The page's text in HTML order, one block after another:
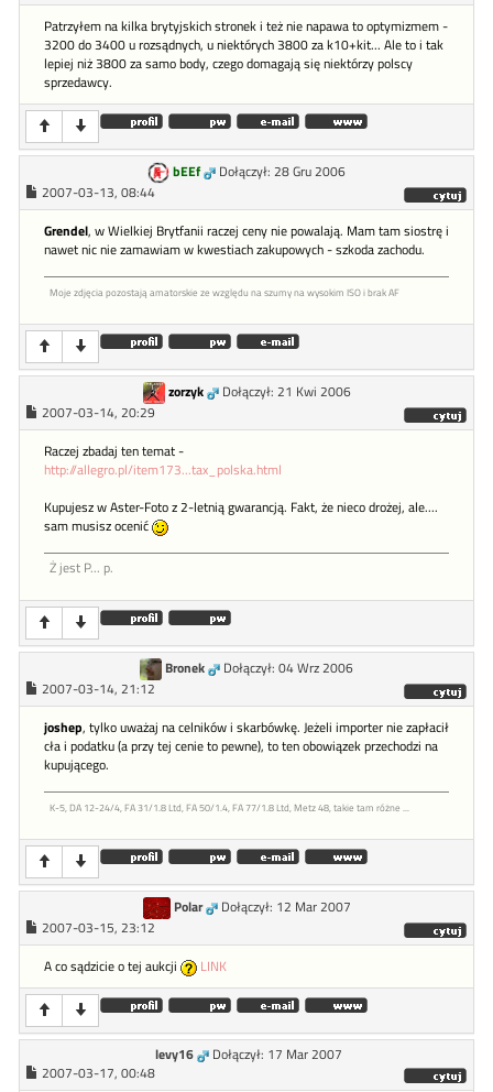
Patrzyłem na kilka brytyjskich stronek i też nie napawa to optymizmem -
3200 do 3400 u rozsądnych, u niektórych 3800 za k10+kit... Ale to i tak
lepiej niż 3800 za samo body, czego domagają się niektórzy polscy
sprzedawcy.
bEEf
Dołączył: 28 Gru 2006
2007-03-13, 08:44
Grendel, w Wielkiej Brytfanii raczej ceny nie powalają. Mam tam siostrę i
nawet nic nie zamawiam w kwestiach zakupowych - szkoda zachodu.
Moje zdjęcia pozostają amatorskie ze względu na szumy na wysokim ISO i brak AF
zorzyk
Dołączył: 21 Kwi 2006
2007-03-14, 20:29
Raczej zbadaj ten temat -
http://allegro.pl/item173...tax_polska.html
Kupujesz w Aster-Foto z 2-letnią gwarancją. Fakt, że nieco drożej, ale....
sam musisz ocenić
Ż jest P... p.
Bronek
Dołączył: 04 Wrz 2006
2007-03-14, 21:12
joshep, tylko uważaj na celników i skarbówkę. Jeżeli importer nie zapłacił
cła i podatku (a przy tej cenie to pewne), to ten obowiązek przechodzi na
kupującego.
K-5, DA 12-24/4, FA 31/1.8 Ltd, FA 50/1.4, FA 77/1.8 Ltd, Metz 48, takie tam różne ...
Polar
Dołączył: 12 Mar 2007
2007-03-15, 23:12
A co sądzicie o tej aukcji
LINK
levy16
Dołączył: 17 Mar 2007
2007-03-17, 00:48